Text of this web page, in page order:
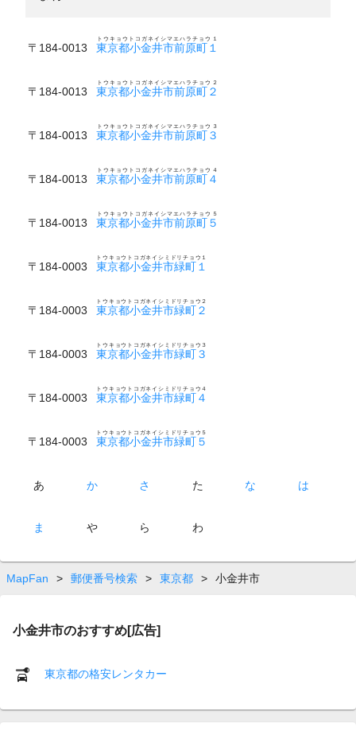
〒184-0013 東京都小金井市前原町１
トウキョウトコガネイシマエハラチョウ１
〒184-0013 東京都小金井市前原町２
トウキョウトコガネイシマエハラチョウ２
〒184-0013 東京都小金井市前原町３
トウキョウトコガネイシマエハラチョウ３
〒184-0013 東京都小金井市前原町４
トウキョウトコガネイシマエハラチョウ４
〒184-0013 東京都小金井市前原町５
トウキョウトコガネイシマエハラチョウ５
〒184-0003 東京都小金井市緑町１
トウキョウトコガネイシミドリチョウ１
〒184-0003 東京都小金井市緑町２
トウキョウトコガネイシミドリチョウ２
〒184-0003 東京都小金井市緑町３
トウキョウトコガネイシミドリチョウ３
〒184-0003 東京都小金井市緑町４
トウキョウトコガネイシミドリチョウ４
〒184-0003 東京都小金井市緑町５
トウキョウトコガネイシミドリチョウ５
あ か さ た な は
ま や ら わ
MapFan > 郵便番号検索 > 東京都 > 小金井市
小金井市のおすすめ[広告]
東京都の格安レンタカー